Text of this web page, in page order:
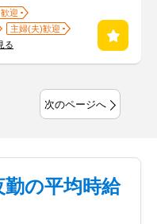
迎
主婦(夫)歓迎
る
次のページへ
の平均時給